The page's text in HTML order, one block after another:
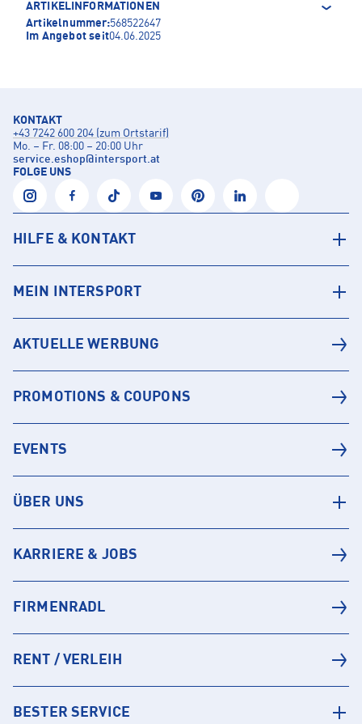
ARTIKELINFORMATIONEN
Artikelnummer:568522647
Im Angebot seit04.06.2025
KONTAKT
+43 7242 600 204 (zum Ortstarif)
Mo. – Fr. 08:00 – 20:00 Uhr
service.eshop@intersport.at
FOLGE UNS
HILFE & KONTAKT
MEIN INTERSPORT
AKTUELLE WERBUNG
PROMOTIONS & COUPONS
EVENTS
ÜBER UNS
KARRIERE & JOBS
FIRMENRADL
RENT / VERLEIH
BESTER SERVICE